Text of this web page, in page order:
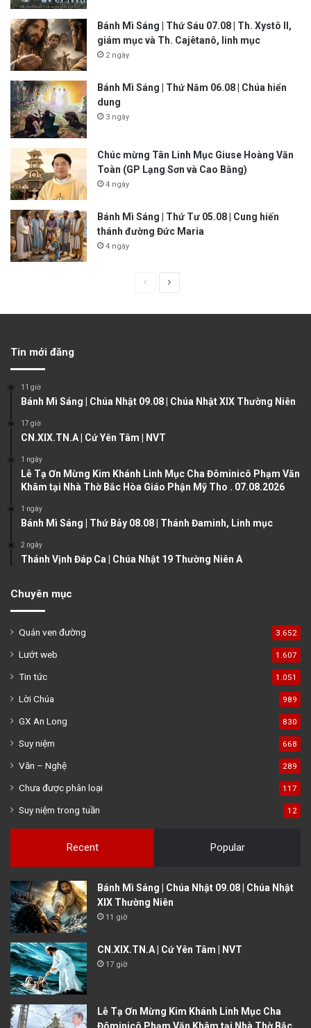
Bánh Mì Sáng | Thứ Sáu 07.08 | Th. Xystô II,
giám mục và Th. Cajêtanô, linh mục
2 ngày
Bánh Mì Sáng | Thứ Năm 06.08 | Chúa hiển
dung
3 ngày
Chúc mừng Tân Linh Mục Giuse Hoàng Văn
Toàn (GP Lạng Sơn và Cao Bằng)
4 ngày
Bánh Mì Sáng | Thứ Tư 05.08 | Cung hiến
thánh đường Đức Maria
4 ngày
u
p
g
g
Tin mới đăng
11 giờ
Bánh Mì Sáng | Chúa Nhật 09.08 | Chúa Nhật XIX Thường Niên
17 giờ
CN.XIX.TN.A | Cứ Yên Tâm | NVT
1 ngày
Lễ Tạ Ơn Mừng Kim Khánh Linh Mục Cha Đôminicô Phạm Văn
Khâm tại Nhà Thờ Bắc Hòa Giáo Phận Mỹ Tho . 07.08.2026
1 ngày
Bánh Mì Sáng | Thứ Bảy 08.08 | Thánh Đaminh, Linh mục
2 ngày
Thánh Vịnh Đáp Ca | Chúa Nhật 19 Thường Niên A
Chuyên mục
Quán ven đường 3.652
Lướt web 1.607
Tin tức 1.051
Lời Chúa 989
GX An Long 830
Suy niệm 668
Văn – Nghệ 289
Chưa được phân loại 117
Suy niệm trong tuần 12
Recent Popular
Bánh Mì Sáng | Chúa Nhật 09.08 | Chúa Nhật
XIX Thường Niên
11 giờ
CN.XIX.TN.A | Cứ Yên Tâm | NVT
17 giờ
Lễ Tạ Ơn Mừng Kim Khánh Linh Mục Cha